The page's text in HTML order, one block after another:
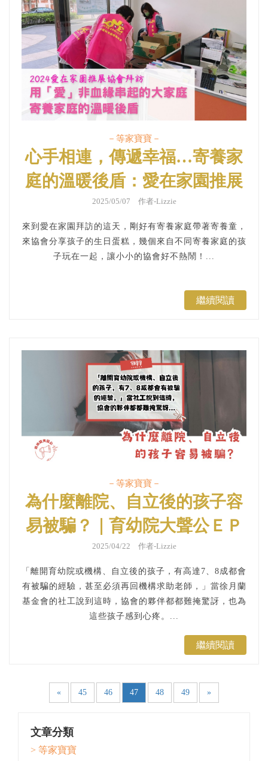
－等家寶寶－
心手相連，傳遞幸福…寄養家
庭的溫暖後盾：愛在家園推展
協會｜育幼院拜訪日記
2025/05/07 作者-Lizzie
來到愛在家園拜訪的這天，剛好有寄養家庭帶著寄養童，
來協會分享孩子的生日蛋糕，幾個來自不同寄養家庭的孩
子玩在一起，讓小小的協會好不熱鬧！...
繼續閱讀
－等家寶寶－
為什麼離院、自立後的孩子容
易被騙？｜育幼院大聲公ＥＰ
１１９
2025/04/22 作者-Lizzie
「離開育幼院或機構、自立後的孩子，有高達7、8成都會
有被騙的經驗，甚至必須再回機構求助老師，」當徐月蘭
基金會的社工說到這時，協會的夥伴都都難掩驚訝，也為
這些孩子感到心疼。...
繼續閱讀
« 45 46 47 48 49 »
文章分類
> 等家寶寶